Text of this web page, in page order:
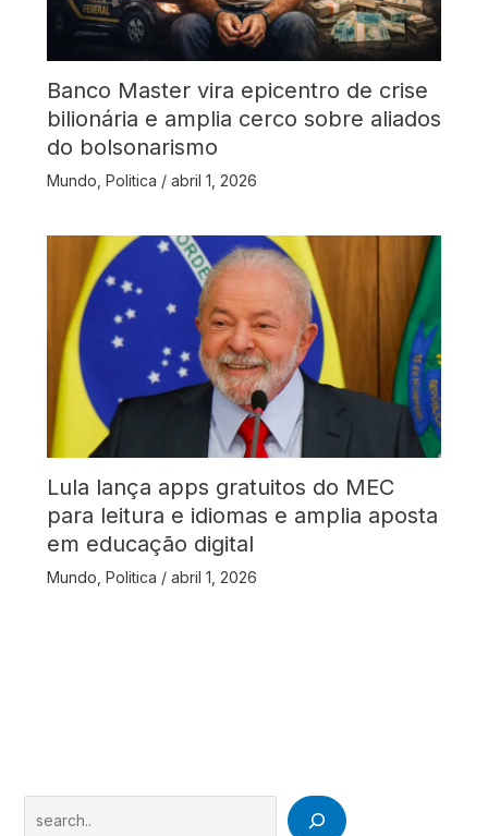
Banco Master vira epicentro de crise
bilionária e amplia cerco sobre aliados
do bolsonarismo
Mundo Politica / abril 1, 2026
Lula lança apps gratuitos do MEC
para leitura e idiomas e amplia aposta
em educação digital
Mundo Politica / abril 1, 2026